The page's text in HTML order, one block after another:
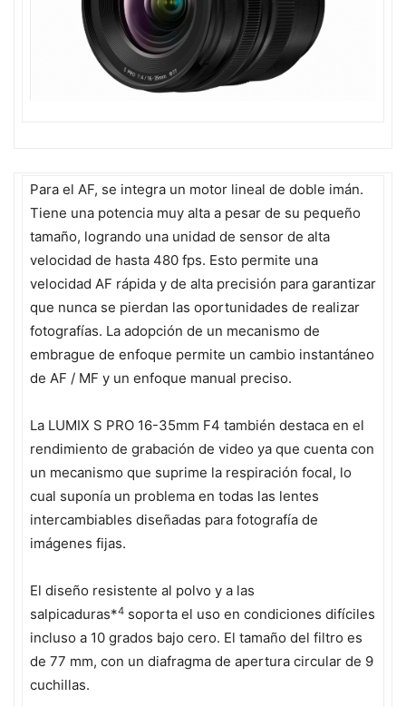
Para el AF, se integra un motor lineal de doble imán.
Tiene una potencia muy alta a pesar de su pequeño
tamaño, logrando una unidad de sensor de alta
velocidad de hasta 480 fps. Esto permite una
velocidad AF rápida y de alta precisión para garantizar
que nunca se pierdan las oportunidades de realizar
fotografías. La adopción de un mecanismo de
embrague de enfoque permite un cambio instantáneo
de AF / MF y un enfoque manual preciso.
La LUMIX S PRO 16-35mm F4 también destaca en el
rendimiento de grabación de video ya que cuenta con
un mecanismo que suprime la respiración focal, lo
cual suponía un problema en todas las lentes
intercambiables diseñadas para fotografía de
imágenes fijas.
El diseño resistente al polvo y a las
salpicaduras*4 soporta el uso en condiciones difíciles
incluso a 10 grados bajo cero. El tamaño del filtro es
de 77 mm, con un diafragma de apertura circular de 9
cuchillas.